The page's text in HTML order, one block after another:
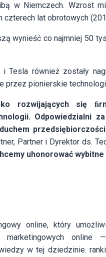
w Niemczech. Wzrost
lat obrotowych
wynieść co najmniej 50
Tesla również zostały
przez pionierskie
rozwijających się
Odpowiedzialni
Partner i Dyrektor ds.
uhonorować
online, który
marketingowych
w tej dziedzinie.